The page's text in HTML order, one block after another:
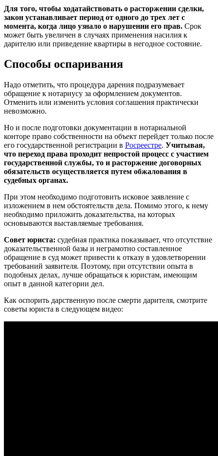
Для того, чтобы ходатайствовать о расторжении сделки,
закон устанавливает период от одного до трех лет с
момента, когда лицо узнало о нарушении его прав. Срок
может быть увеличен в случаях применения насилия к
дарителю или приведение квартиры в негодное состояние.
Способы оспаривания
Надо отметить, что процедура дарения подразумевает
обращение к нотариусу за оформлением документов.
Отменить или изменить условия соглашения практически
невозможно.
Но и после подготовки документации в нотариальной
конторе право собственности на объект перейдет только после
его государственной регистрации в Росреестре. Учитывая,
что переход права проходит непростой процесс с участием
государственной службы, то и расторжение договорных
обязательств осуществляется путем обжалования в
судебных органах.
При этом необходимо подготовить исковое заявление с
изложением в нем обстоятельств дела. Помимо этого, к нему
необходимо приложить доказательства, на которых
основываются выставляемые требования.
Совет юриста: судебная практика показывает, что отсутствие
доказательственной базы и неграмотно составленное
обращение в суд может привести к отказу в удовлетворении
требований заявителя. Поэтому, при отсутствии опыта в
подобных делах, лучше обращаться к юристам, имеющим
опыт в данной категории дел.
Как оспорить дарственную после смерти дарителя, смотрите
советы юриста в следующем видео: